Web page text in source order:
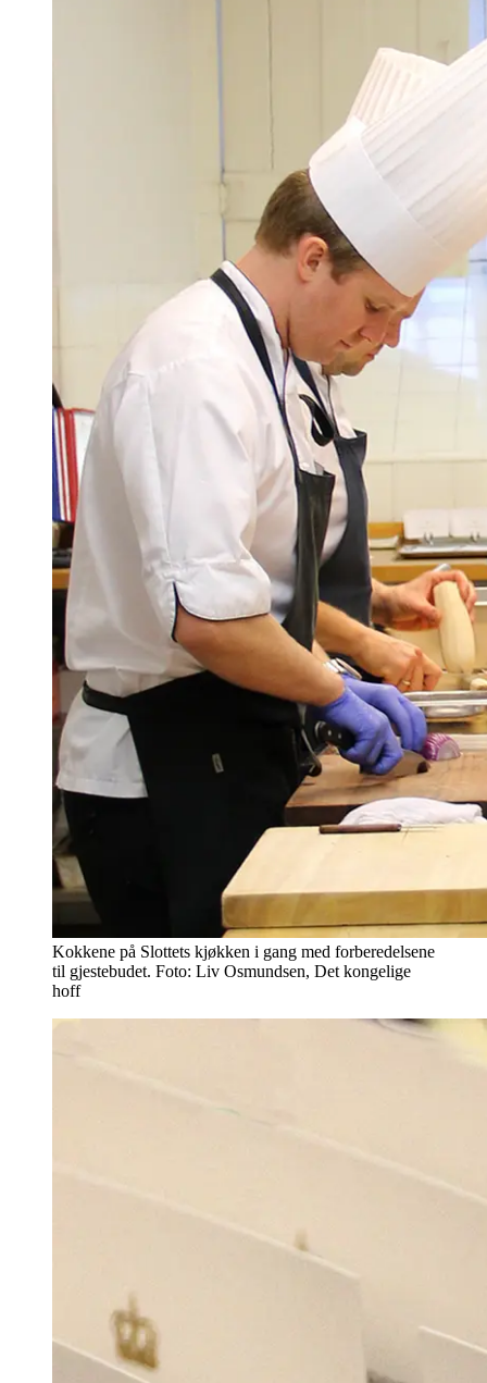
Kokkene på Slottets kjøkken i gang med forberedelsene
til gjestebudet. Foto: Liv Osmundsen, Det kongelige
hoff